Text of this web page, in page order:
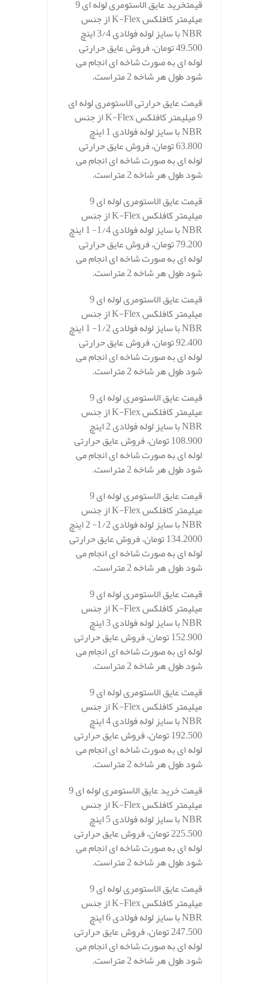
قیمتخرید عایق الاستومری لوله ای 9
میلیمتر کافلکس K-Flex از جنس
NBR با سایز لوله فولادی 3/4 اینچ
49.500 تومان، فروش عایق حرارتی
لوله ای به صورت شاخه ای انجام می
شود طول هر شاخه 2 متراست.
قیمت عایق حرارتی الاستومری لوله ای
9 میلیمتر کافلکس K-Flex از جنس
NBR با سایز لوله فولادی 1 اینچ
63.800 تومان، فروش عایق حرارتی
لوله ای به صورت شاخه ای انجام می
شود طول هر شاخه 2 متراست.
قیمت عایق الاستومری لوله ای 9
میلیمتر کافلکس K-Flex از جنس
NBR با سایز لوله فولادی 1/4- 1 اینچ
79.200 تومان، فروش عایق حرارتی
لوله ای به صورت شاخه ای انجام می
شود طول هر شاخه 2 متراست.
قیمت عایق الاستومری لوله ای 9
میلیمتر کافلکس K-Flex از جنس
NBR با سایز لوله فولادی 1/2- 1 اینچ
92.400 تومان، فروش عایق حرارتی
لوله ای به صورت شاخه ای انجام می
شود طول هر شاخه 2 متراست.
قیمت عایق الاستومری لوله ای 9
میلیمتر کافلکس K-Flex از جنس
NBR با سایز لوله فولادی 2 اینچ
108.900 تومان، فروش عایق حرارتی
لوله ای به صورت شاخه ای انجام می
شود طول هر شاخه 2 متراست.
قیمت عایق الاستومری لوله ای 9
میلیمتر کافلکس K-Flex از جنس
NBR با سایز لوله فولادی 1/2- 2 اینچ
134.2000 تومان، فروش عایق حرارتی
لوله ای به صورت شاخه ای انجام می
شود طول هر شاخه 2 متراست.
قیمت عایق الاستومری لوله ای 9
میلیمتر کافلکس K-Flex از جنس
NBR با سایز لوله فولادی 3 اینچ
152.900 تومان، فروش عایق حرارتی
لوله ای به صورت شاخه ای انجام می
شود طول هر شاخه 2 متراست.
قیمت عایق الاستومری لوله ای 9
میلیمتر کافلکس K-Flex از جنس
NBR با سایز لوله فولادی 4 اینچ
192.500 تومان، فروش عایق حرارتی
لوله ای به صورت شاخه ای انجام می
شود طول هر شاخه 2 متراست.
قیمت خرید عایق الاستومری لوله ای 9
میلیمتر کافلکس K-Flex از جنس
NBR با سایز لوله فولادی 5 اینچ
225.500 تومان، فروش عایق حرارتی
لوله ای به صورت شاخه ای انجام می
شود طول هر شاخه 2 متراست.
قیمت عایق الاستومری لوله ای 9
میلیمتر کافلکس K-Flex از جنس
NBR با سایز لوله فولادی 6 اینچ
247.500 تومان، فروش عایق حرارتی
لوله ای به صورت شاخه ای انجام می
شود طول هر شاخه 2 متراست.